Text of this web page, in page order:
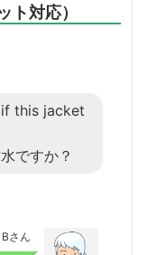
ト対応）
this jacket
ですか？
Bさん